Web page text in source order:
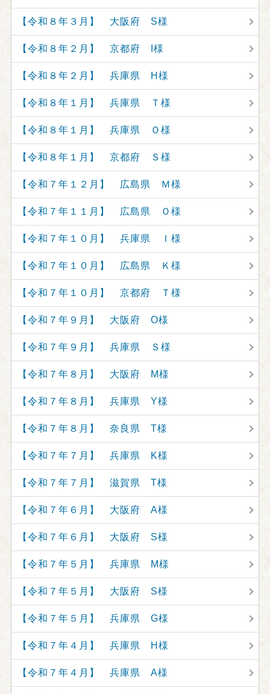
【令和８年３月】 大阪府 S様
【令和８年２月】 京都府 I様
【令和８年２月】 兵庫県 H様
【令和８年１月】 兵庫県 Ｔ様
【令和８年１月】 兵庫県 Ｏ様
【令和８年１月】 京都府 Ｓ様
【令和７年１２月】 広島県 Ｍ様
【令和７年１１月】 広島県 Ｏ様
【令和７年１０月】 兵庫県 Ｉ様
【令和７年１０月】 広島県 Ｋ様
【令和７年１０月】 京都府 Ｔ様
【令和７年９月】 大阪府 O様
【令和７年９月】 兵庫県 Ｓ様
【令和７年８月】 大阪府 M様
【令和７年８月】 兵庫県 Y様
【令和７年８月】 奈良県 T様
【令和７年７月】 兵庫県 K様
【令和７年７月】 滋賀県 T様
【令和７年６月】 大阪府 A様
【令和７年６月】 大阪府 S様
【令和７年５月】 兵庫県 M様
【令和７年５月】 大阪府 S様
【令和７年５月】 兵庫県 G様
【令和７年４月】 兵庫県 H様
【令和７年４月】 兵庫県 A様